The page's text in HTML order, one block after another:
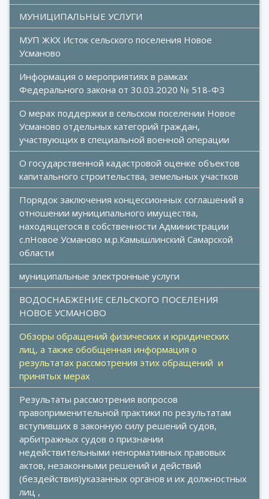
МУНИЦИПАЛЬНЫЕ УСЛУГИ
МУП ЖКХ Исток сельского поселения Новое
Усманово
Информация о мероприятиях в рамках
Федерального закона от 30.03.2020 № 518-ФЗ
О мерах поддержки в сельском поселении Новое
Усманово отдельных категорий граждан,
участвующих в специальной военной операции
О государственной кадастровой оценке объектов
капитального строительства, земельных участков
Порядок заключения концессионных соглашений в
отношении муниципального имущества,
находящегося в собственности Администрации
с.пНовое Усманово м.р.Камышлинский Самарской
области
муниципальные электронные услуги
ВОДОСНАБЖЕНИЕ СЕЛЬСКОГО ПОСЕЛЕНИЯ
НОВОЕ УСМАНОВО
Обзоры обращений физических и юридических
лиц, а также обобщенная информация о
результатах рассмотрения этих обращений  и
принятых мерах
Результаты рассмотрения вопросов
правоприменительной практики по результатам
вступивших в законную силу решений судов,
арбитражных судов о признании
недействительными ненормативных правовых
актов, незаконными решений и действий
(бездействия)указанных органов и их должностных
лиц ,